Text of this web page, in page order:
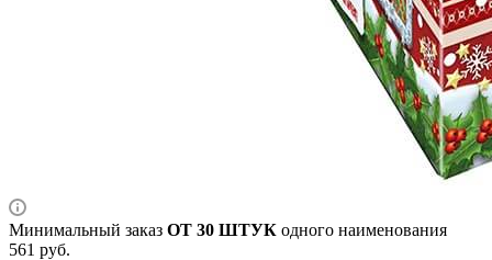
Минимальный заказ ОТ 30 ШТУК одного наименования
561 руб.